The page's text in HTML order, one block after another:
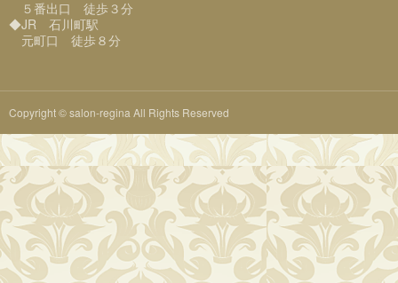
５番出口 徒歩３分
◆JR 石川町駅
元町口 徒歩８分
Copyright © salon-regina All Rights Reserved